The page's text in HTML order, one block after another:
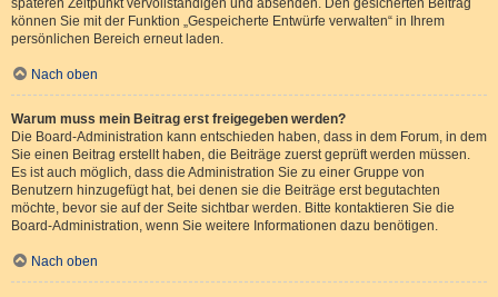
späteren Zeitpunkt vervollständigen und absenden. Den gesicherten Beitrag
können Sie mit der Funktion „Gespeicherte Entwürfe verwalten“ in Ihrem
persönlichen Bereich erneut laden.
Nach oben
Warum muss mein Beitrag erst freigegeben werden?
Die Board-Administration kann entschieden haben, dass in dem Forum, in dem
Sie einen Beitrag erstellt haben, die Beiträge zuerst geprüft werden müssen.
Es ist auch möglich, dass die Administration Sie zu einer Gruppe von
Benutzern hinzugefügt hat, bei denen sie die Beiträge erst begutachten
möchte, bevor sie auf der Seite sichtbar werden. Bitte kontaktieren Sie die
Board-Administration, wenn Sie weitere Informationen dazu benötigen.
Nach oben